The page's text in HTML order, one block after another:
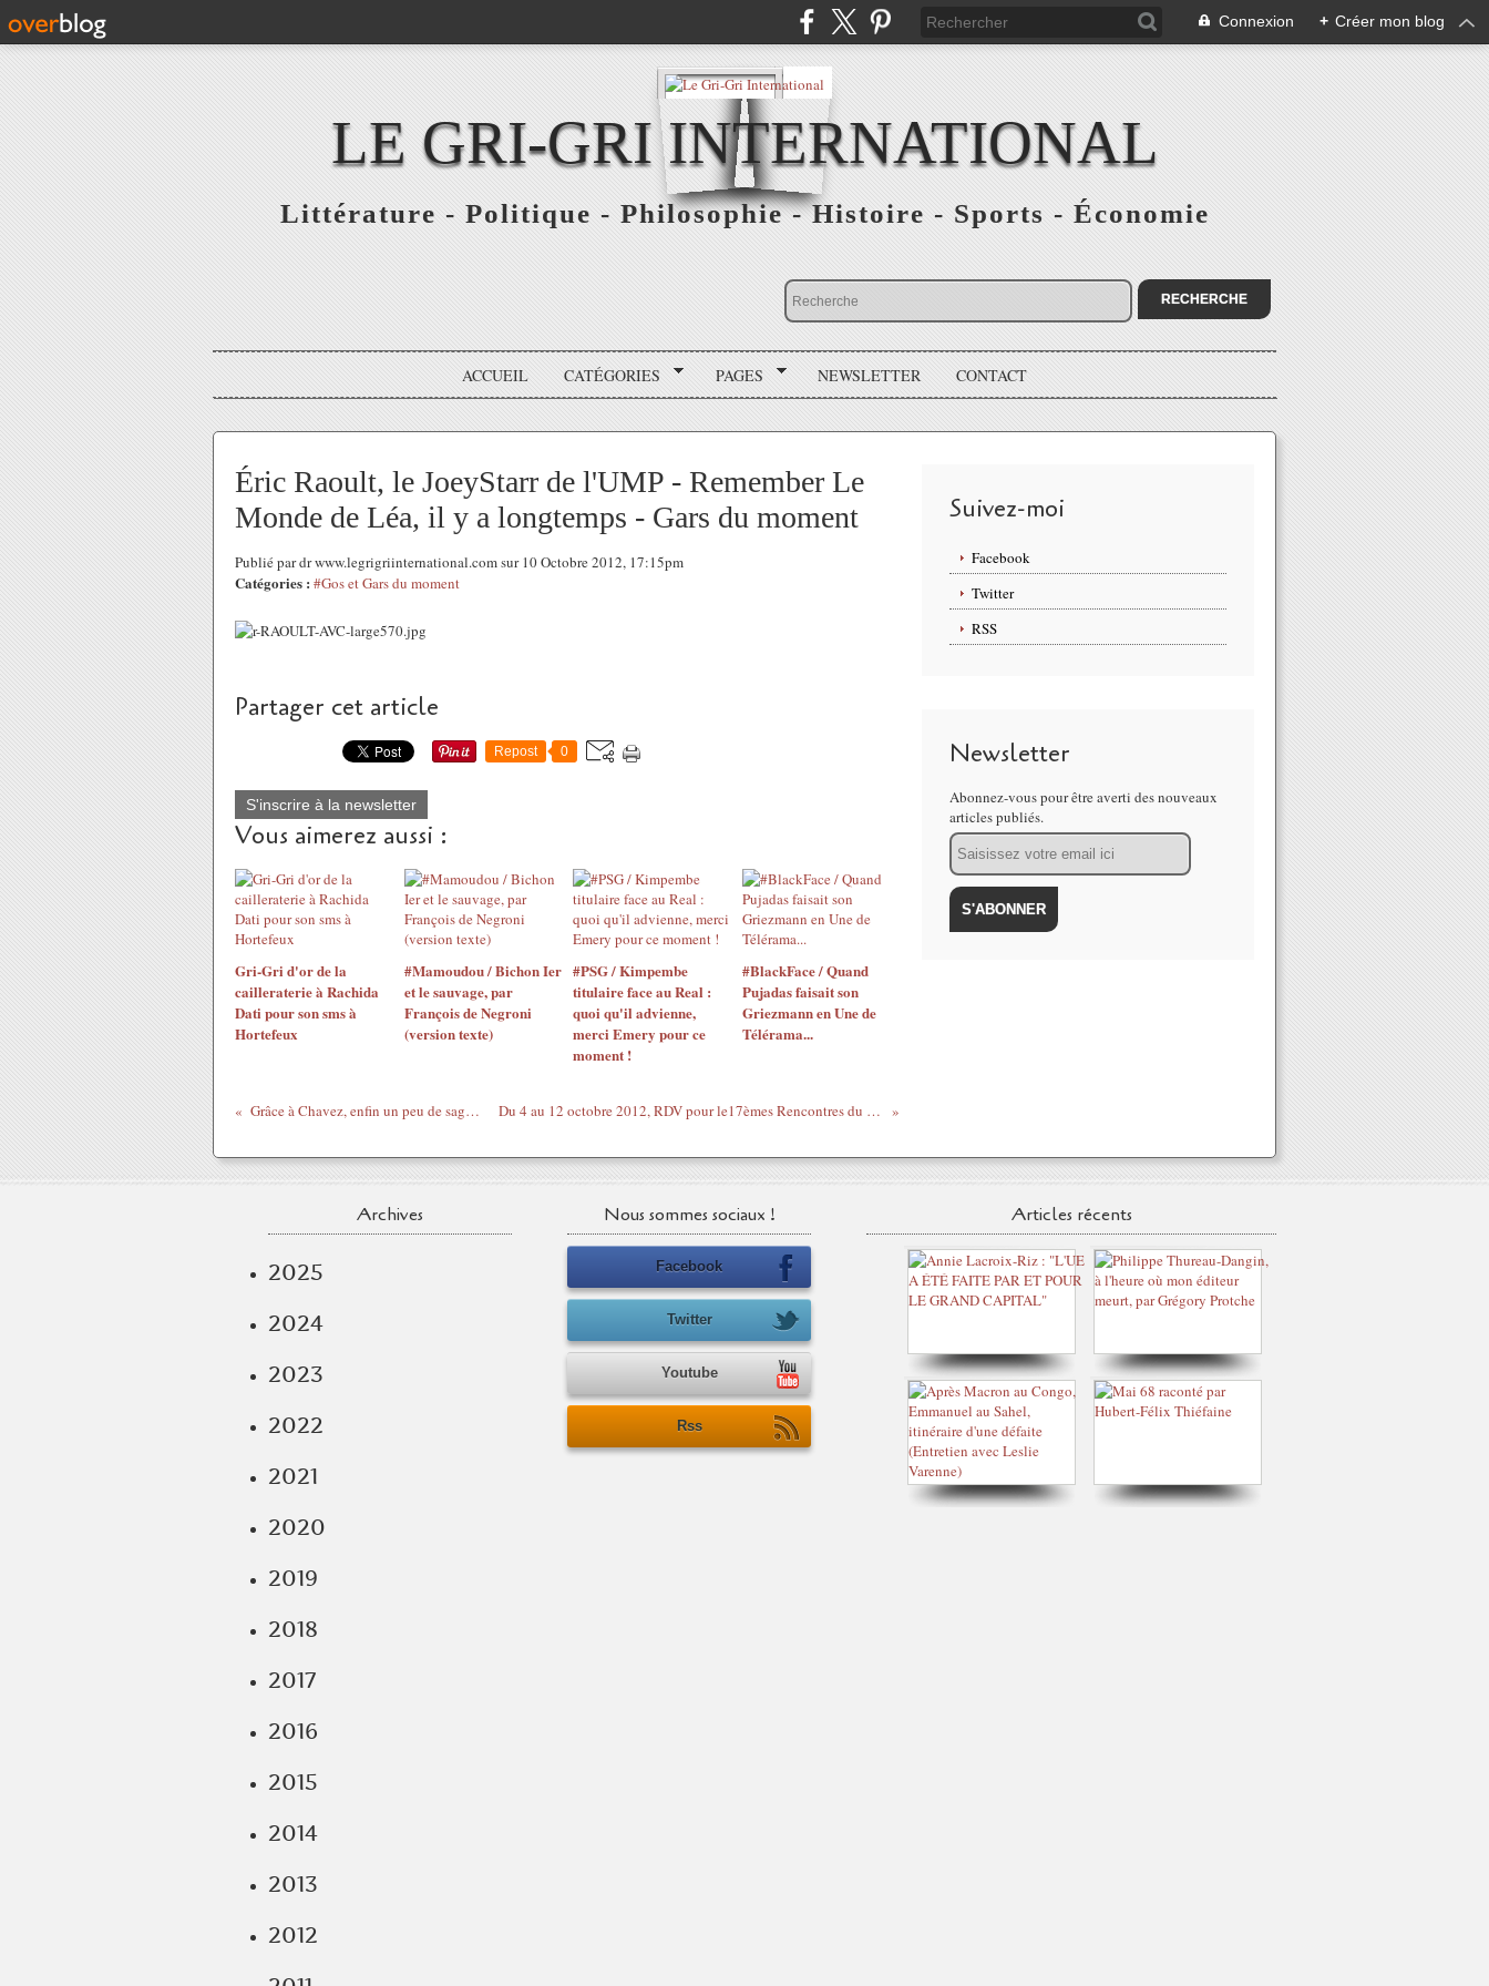
Connexion + Créer mon blog
LE GRI-GRI INTERNATIONAL
Littérature - Politique - Philosophie - Histoire - Sports - Économie
ACCUEIL CATÉGORIES PAGES NEWSLETTER CONTACT
Éric Raoult, le JoeyStarr de l'UMP - Remember Le
Monde de Léa, il y a longtemps - Gars du moment
Publié par dr www.legrigriinternational.com sur 10 Octobre 2012, 17:15pm
Catégories : #Gos et Gars du moment
Partager cet article
Repost 0
S'inscrire à la newsletter
Vous aimerez aussi :
Gri-Gri d'or de la
cailleraterie à Rachida
Dati pour son sms à
Hortefeux
#Mamoudou / Bichon Ier
et le sauvage, par
François de Negroni
(version texte)
#PSG / Kimpembe
titulaire face au Real :
quoi qu'il advienne,
merci Emery pour ce
moment !
#BlackFace / Quand
Pujadas faisait son
Griezmann en Une de
Télérama...
Grâce à Chavez, enfin un peu de sagesse sur la Syrie Du 4 au 12 octobre 2012, RDV pour le17èmes Rencontres du cinéma documentaire...
Suivez-moi
Facebook
Twitter
RSS
Newsletter
Abonnez-vous pour être averti des nouveaux
articles publiés.
Email
Archives
2025
2024
2023
2022
2021
2020
2019
2018
2017
2016
2015
2014
2013
2012
Nous sommes sociaux !
Facebook
Twitter
Youtube
Rss
Articles récents